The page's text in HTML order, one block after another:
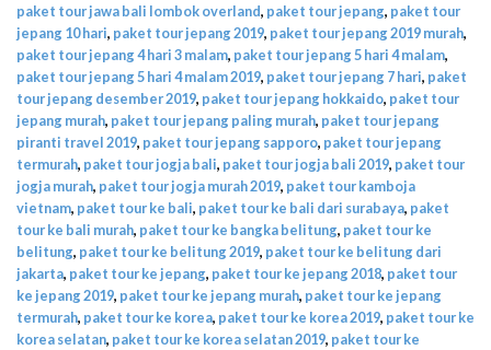
paket tour jawa bali lombok overland, paket tour jepang, paket tour
jepang 10 hari, paket tour jepang 2019, paket tour jepang 2019 murah,
paket tour jepang 4 hari 3 malam, paket tour jepang 5 hari 4 malam,
paket tour jepang 5 hari 4 malam 2019, paket tour jepang 7 hari, paket
tour jepang desember 2019, paket tour jepang hokkaido, paket tour
jepang murah, paket tour jepang paling murah, paket tour jepang
piranti travel 2019, paket tour jepang sapporo, paket tour jepang
termurah, paket tour jogja bali, paket tour jogja bali 2019, paket tour
jogja murah, paket tour jogja murah 2019, paket tour kamboja
vietnam, paket tour ke bali, paket tour ke bali dari surabaya, paket
tour ke bali murah, paket tour ke bangka belitung, paket tour ke
belitung, paket tour ke belitung 2019, paket tour ke belitung dari
jakarta, paket tour ke jepang, paket tour ke jepang 2018, paket tour
ke jepang 2019, paket tour ke jepang murah, paket tour ke jepang
termurah, paket tour ke korea, paket tour ke korea 2019, paket tour ke
korea selatan, paket tour ke korea selatan 2019, paket tour ke